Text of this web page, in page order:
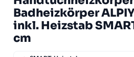
Badheizkörper
inkl. Heizstab
cm